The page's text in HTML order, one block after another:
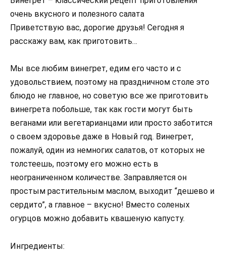
очень вкусного и полезного салата
Приветствую вас, дорогие друзья! Сегодня я
расскажу вам, как приготовить…
Мы все любим винегрет, едим его часто и с
удовольствием, поэтому на праздничном столе это
блюдо не главное, но советую все же приготовить
винегрета побольше, так как гости могут быть
веганами или вегетарианцами или просто заботится
о своем здоровье даже в Новый год. Винегрет,
пожалуй, один из немногих салатов, от которых не
толстеешь, поэтому его можно есть в
неограниченном количестве. Заправляется он
простым растительным маслом, выходит “дешево и
сердито”, а главное – вкусно! Вместо соленых
огурцов можно добавить квашеную капусту.
Ингредиенты: